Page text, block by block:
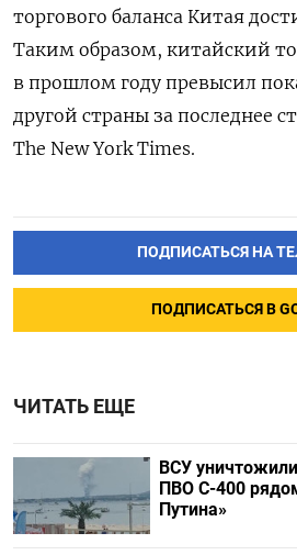
торгового баланса Китая
Таким образом, китайский
в прошлом году превысил
другой страны за последнее
The New York Times.
ПОДПИСАТЬСЯ НА
ПОДПИСАТЬСЯ В
ЧИТАТЬ ЕЩЕ
ВСУ
ПВО С-400
Путина»